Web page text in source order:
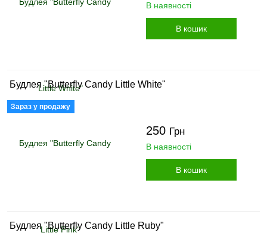
В наявності
В кошик
Будлея "Butterfly Candy Little White"
Зараз у продажу
250 Грн
В наявності
В кошик
Будлея "Butterfly Candy Little Ruby"